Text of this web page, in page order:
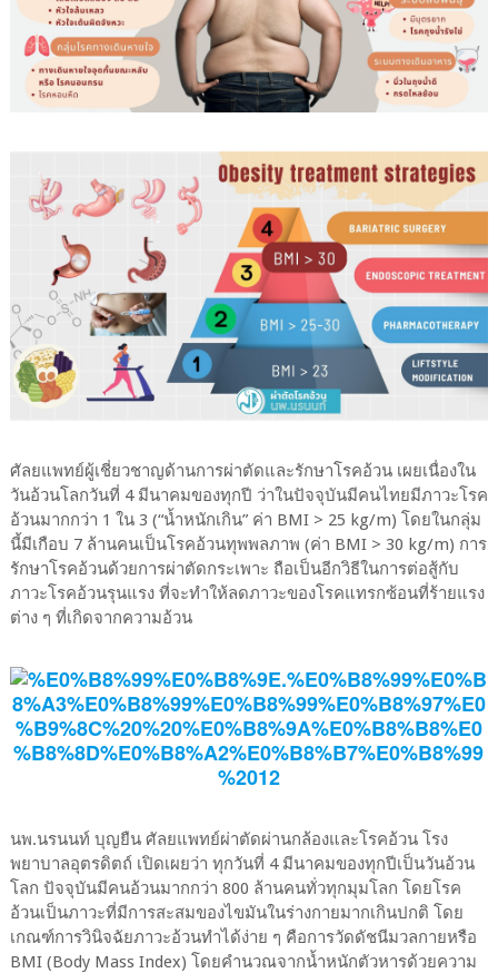
ศัลยแพทย์ผู้เชี่ยวชาญด้านการผ่าตัดและรักษาโรคอ้วน เผยเนื่องใน
วันอ้วนโลกวันที่ 4 มีนาคมของทุกปี ว่าในปัจจุบันมีคนไทยมีภาวะโรค
อ้วนมากกว่า 1 ใน 3 (“น้ำหนักเกิน” ค่า BMI > 25 kg/m) โดยในกลุ่ม
นี้มีเกือบ 7 ล้านคนเป็นโรคอ้วนทุพพลภาพ (ค่า BMI > 30 kg/m) การ
รักษาโรคอ้วนด้วยการผ่าตัดกระเพาะ ถือเป็นอีกวิธีในการต่อสู้กับ
ภาวะโรคอ้วนรุนแรง ที่จะทำให้ลดภาวะของโรคแทรกซ้อนที่ร้ายแรง
ต่าง ๆ ที่เกิดจากความอ้วน
นพ.นรนนท์ บุญยืน ศัลยแพทย์ผ่าตัดผ่านกล้องและโรคอ้วน โรง
พยาบาลอุตรดิตถ์ เปิดเผยว่า ทุกวันที่ 4 มีนาคมของทุกปีเป็นวันอ้วน
โลก ปัจจุบันมีคนอ้วนมากกว่า 800 ล้านคนทั่วทุกมุมโลก โดยโรค
อ้วนเป็นภาวะที่มีการสะสมของไขมันในร่างกายมากเกินปกติ โดย
เกณฑ์การวินิจฉัยภาวะอ้วนทำได้ง่าย ๆ คือการวัดดัชนีมวลกายหรือ
BMI (Body Mass Index) โดยคำนวณจากน้ำหนักตัวหารด้วยความ